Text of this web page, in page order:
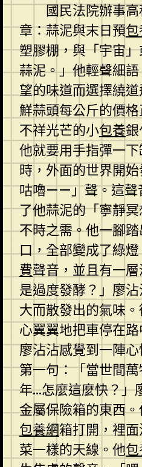
國民法院辦事
章：蒜泥與末日預
塑膠棚，與「宇宙
蒜泥。」他輕聲細
望的味道而選擇繞
鮮蒜頭每公斤的價
不祥光芒的小包養
他就要用手指彈一
時，外面的世界開
咕嚕——」聲。這聲
了他蒜泥的「寧靜
不時之需。他一腳
口，全部變成了綠
費聲音，並且有一
是過度發酵？」廖
大而散發出的氣味
心翼翼地把車停在
廖沾沾感覺到一陣
第一句：「當世間
年…怎麼這麼快？」
金屬保險箱的東西
包養網箱打開，裡
菜一樣的天線。他